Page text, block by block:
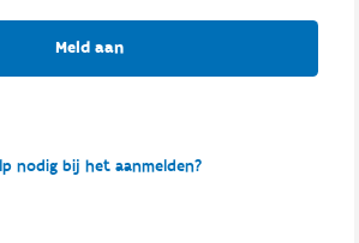
Meld aan
nodig bij het aanmelden?